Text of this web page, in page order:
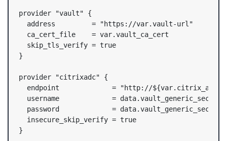
provider "vault" {
  address         = "https://var.vault-url"
  ca_cert_file    = var.vault_ca_cert
  skip_tls_verify = true
}
provider "citrixadc" {
endpoint             = "http://
username             =
password             =
  insecure_skip_verify = true
}